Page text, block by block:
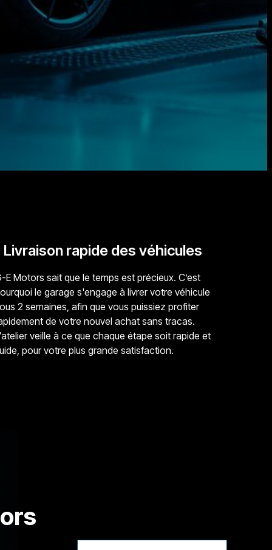
Livraison rapide des véhicules
E Motors sait que le temps est précieux. C’est
le garage s'engage à livrer votre véhicule
2 semaines, afin que vous puissiez profiter
de votre nouvel achat sans tracas.
veille à ce que chaque étape soit rapide et
pour votre plus grande satisfaction.